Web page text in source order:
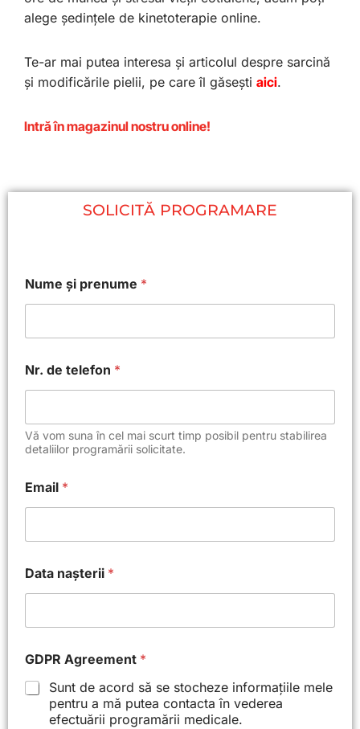
alege ședințele de kinetoterapie online.
Te-ar mai putea interesa și articolul despre sarcină
și modificările pielii, pe care îl găsești aici.
Intră în magazinul nostru online!
SOLICITĂ PROGRAMARE
m
a
l
D
P
R
a
ș
t
r
Nume și prenume *
Nr. de telefon *
Vă vom suna în cel mai scurt timp posibil pentru stabilirea
detaliilor programării solicitate.
Email *
Data nașterii *
GDPR Agreement *
Sunt de acord să se stocheze informațiile mele
pentru a mă putea contacta în vederea
efectuării programării medicale.